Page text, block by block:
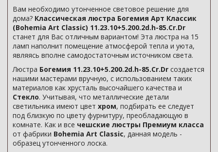
Вам необходимо утонченное световое решение для
дома? Классическая люстра Богемия Арт Классик
(Bohemia Art Classic) 11.23.10+5.200.2d.h-85.Cr.Dr
станет для Вас отличным вариантом! Эта люстра на 15
ламп наполнит помещение атмосферой тепла и уюта,
являясь вполне самодостаточным источником света.
Люстра Богемия 11.23.10+5.200.2d.h-85.Cr.Dr создается
нашими мастерами вручную, с использованием таких
материалов как хрусталь высочайшего качества и
Стекло. Учитывая, что металлические детали
светильника имеют цвет хром, подбирать ее следует
под близкую по цвету фурнитуру, преобладающую в
комнате. Как и все чешские люстры Премиум класса
от фабрики Bohemia Art Classic, данная модель -
образец утонченного лоска.